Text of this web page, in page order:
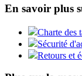
En savoir plus
Charte des
Sécurité
Retours et